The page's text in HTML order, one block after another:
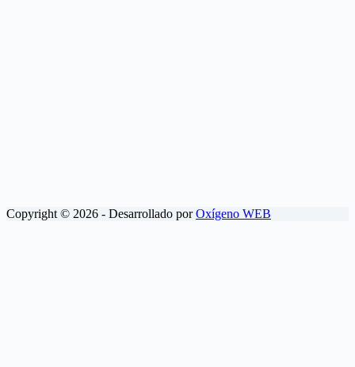
Copyright © 2026 - Desarrollado porOxígeno WEB